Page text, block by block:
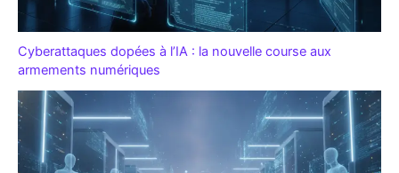
Cyberattaques dopées à l’IA : la nouvelle course aux
armements numériques